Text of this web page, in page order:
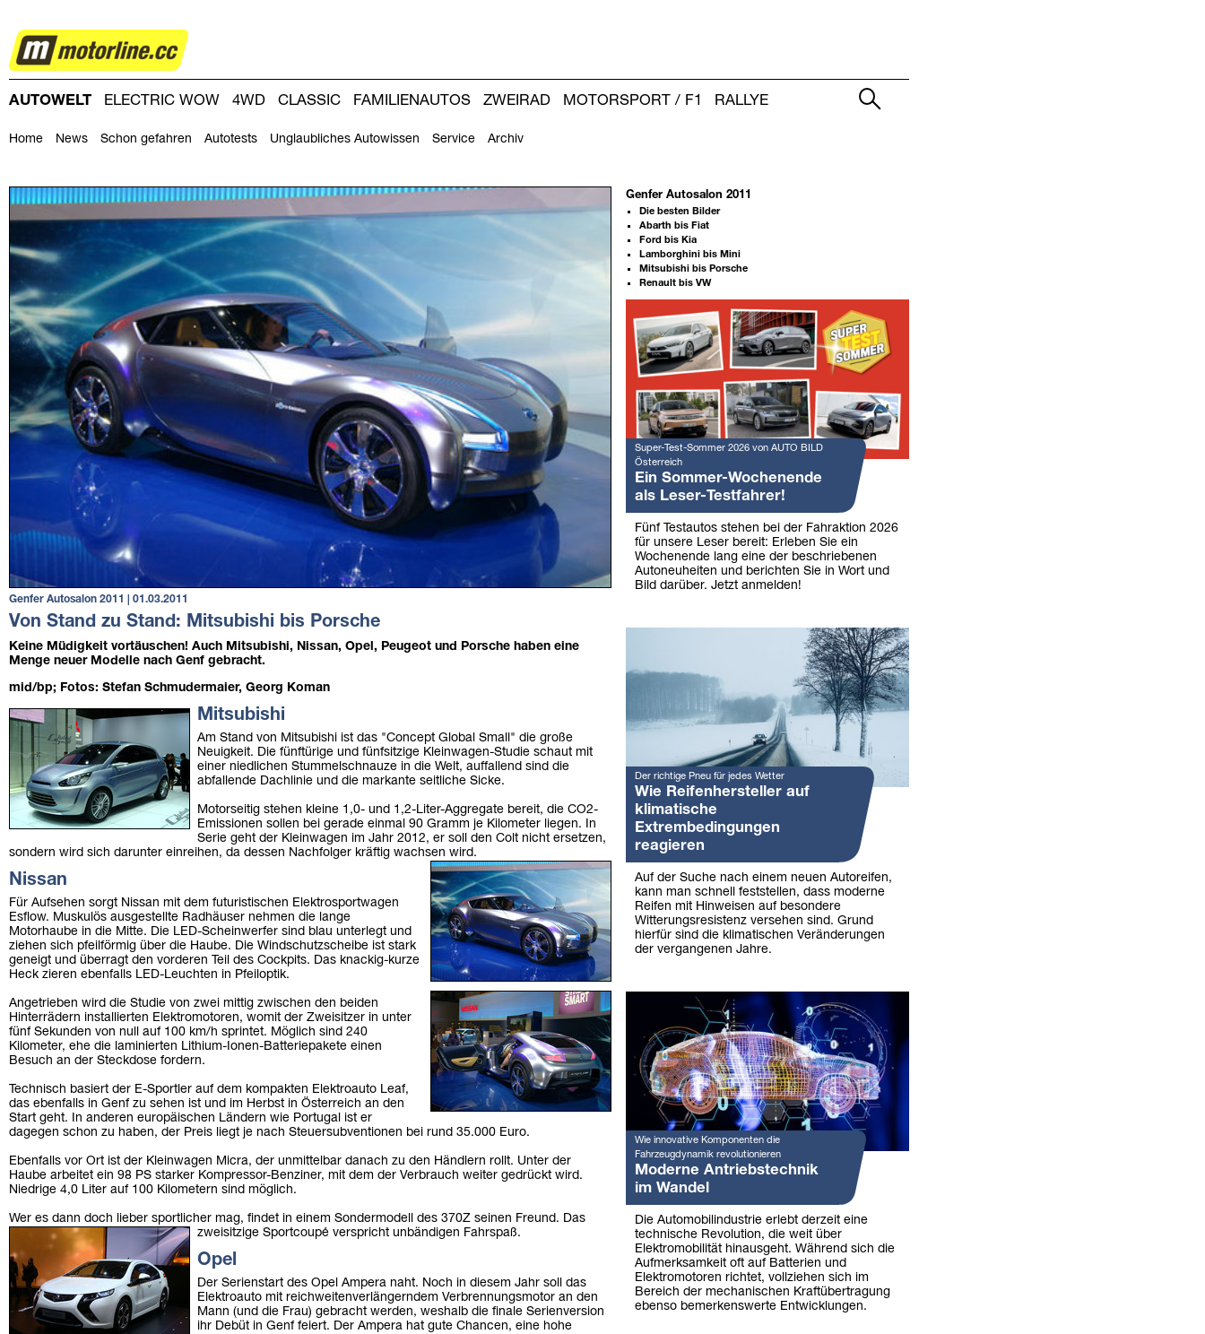
AUTOWELT
AUTOWELT
Home News Schon gefahren Autotests Unglaubliches Autowissen Service Archiv
ELECTRIC WOW 4WD CLASSIC FAMILIENAUTOS ZWEIRAD MOTORSPORT / F1
RALLYE
Genfer Autosalon 2011 | 01.03.2011
Von Stand zu Stand: Mitsubishi bis Porsche
Keine Müdigkeit vortäuschen! Auch Mitsubishi, Nissan, Opel, Peugeot und Porsche haben eine
Menge neuer Modelle nach Genf gebracht.
mid/bp; Fotos: Stefan Schmudermaier, Georg Koman
Mitsubishi
Am Stand von Mitsubishi ist das "Concept Global Small" die große
Neuigkeit. Die fünftürige und fünfsitzige Kleinwagen-Studie schaut mit
einer niedlichen Stummelschnauze in die Welt, auffallend sind die
abfallende Dachlinie und die markante seitliche Sicke.
Motorseitig stehen kleine 1,0- und 1,2-Liter-Aggregate bereit, die CO2-
Emissionen sollen bei gerade einmal 90 Gramm je Kilometer liegen. In
Serie geht der Kleinwagen im Jahr 2012, er soll den Colt nicht ersetzen,
sondern wird sich darunter einreihen, da dessen Nachfolger kräftig wachsen wird.
Nissan
Für Aufsehen sorgt Nissan mit dem futuristischen Elektrosportwagen
Esflow. Muskulös ausgestellte Radhäuser nehmen die lange
Motorhaube in die Mitte. Die LED-Scheinwerfer sind blau unterlegt und
ziehen sich pfeilförmig über die Haube. Die Windschutzscheibe ist stark
geneigt und überragt den vorderen Teil des Cockpits. Das knackig-kurze
Heck zieren ebenfalls LED-Leuchten in Pfeiloptik.
Angetrieben wird die Studie von zwei mittig zwischen den beiden
Hinterrädern installierten Elektromotoren, womit der Zweisitzer in unter
fünf Sekunden von null auf 100 km/h sprintet. Möglich sind 240
Kilometer, ehe die laminierten Lithium-Ionen-Batteriepakete einen
Besuch an der Steckdose fordern.
Technisch basiert der E-Sportler auf dem kompakten Elektroauto Leaf,
das ebenfalls in Genf zu sehen ist und im Herbst in Österreich an den
Start geht. In anderen europäischen Ländern wie Portugal ist er
dagegen schon zu haben, der Preis liegt je nach Steuersubventionen bei rund 35.000 Euro.
Ebenfalls vor Ort ist der Kleinwagen Micra, der unmittelbar danach zu den Händlern rollt. Unter der
Haube arbeitet ein 98 PS starker Kompressor-Benziner, mit dem der Verbrauch weiter gedrückt wird.
Niedrige 4,0 Liter auf 100 Kilometern sind möglich.
Wer es dann doch lieber sportlicher mag, findet in einem Sondermodell des 370Z seinen Freund. Das
zweisitzige Sportcoupé verspricht unbändigen Fahrspaß.
Opel
Der Serienstart des Opel Ampera naht. Noch in diesem Jahr soll das
Elektroauto mit reichweitenverlängerndem Verbrennungsmotor an den
Mann (und die Frau) gebracht werden, weshalb die finale Serienversion
ihr Debüt in Genf feiert. Der Ampera hat gute Chancen, eine hohe
Genfer Autosalon 2011
Die besten Bilder
Abarth bis Fiat
Ford bis Kia
Lamborghini bis Mini
Mitsubishi bis Porsche
Renault bis VW
Artikel:
Super-Test-Sommer 2026 von AUTO BILD
Österreich
Ein Sommer-Wochenende
als Leser-Testfahrer!
Fünf Testautos stehen bei der Fahraktion 2026
für unsere Leser bereit: Erleben Sie ein
Wochenende lang eine der beschriebenen
Autoneuheiten und berichten Sie in Wort und
Bild darüber. Jetzt anmelden!
Der richtige Pneu für jedes Wetter
Wie Reifenhersteller auf
klimatische
Extrembedingungen
reagieren
Auf der Suche nach einem neuen Autoreifen,
kann man schnell feststellen, dass moderne
Reifen mit Hinweisen auf besondere
Witterungsresistenz versehen sind. Grund
hierfür sind die klimatischen Veränderungen
der vergangenen Jahre.
Wie innovative Komponenten die
Fahrzeugdynamik revolutionieren
Moderne Antriebstechnik
im Wandel
Die Automobilindustrie erlebt derzeit eine
technische Revolution, die weit über
Elektromobilität hinausgeht. Während sich die
Aufmerksamkeit oft auf Batterien und
Elektromotoren richtet, vollziehen sich im
Bereich der mechanischen Kraftübertragung
ebenso bemerkenswerte Entwicklungen.